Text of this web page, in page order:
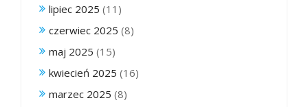
lipiec 2025 (11)
czerwiec 2025 (8)
maj 2025 (15)
kwiecień 2025 (16)
marzec 2025 (8)